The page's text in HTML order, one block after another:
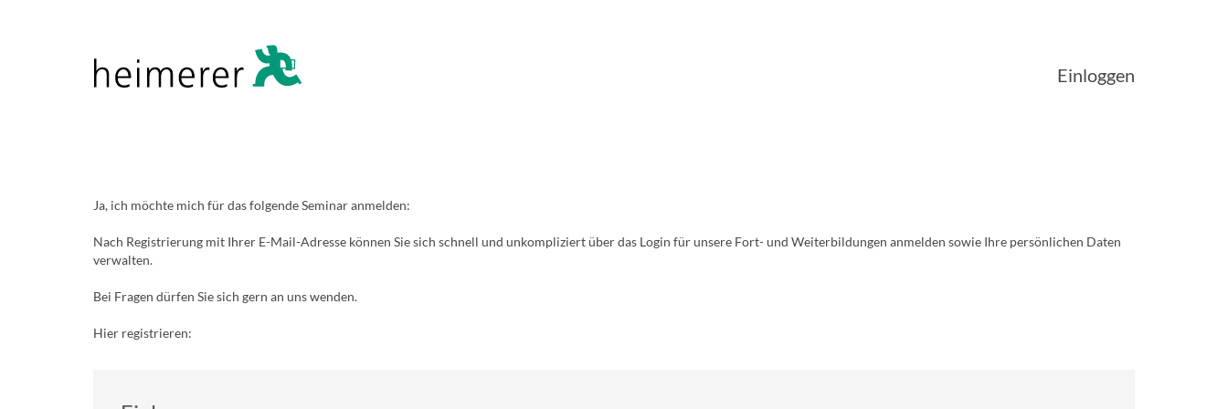
Einloggen
Ja, ich möchte mich für das folgende Seminar anmelden:
Nach Registrierung mit Ihrer E-Mail-Adresse können Sie sich schnell und unkompliziert über das Login für unsere Fort- und Weiterbildungen anmelden sowie Ihre persönlichen Daten
verwalten.
Bei Fragen dürfen Sie sich gern an uns wenden.
Hier registrieren: